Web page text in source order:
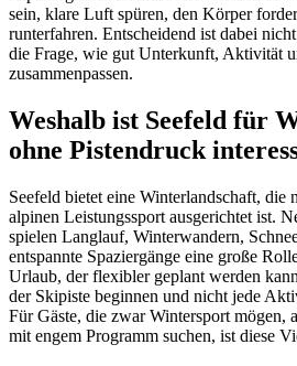
sein, klare Luft spüren, den Körper
runterfahren. Entscheidend ist dabei
die Frage, wie gut Unterkunft, Aktivität
zusammenpassen.
Weshalb ist Seefeld für
ohne Pistendruck
Seefeld bietet eine Winterlandschaft, die
alpinen Leistungssport ausgerichtet ist.
spielen Langlauf, Winterwandern,
entspannte Spaziergänge eine große
Urlaub, der flexibler geplant werden
der Skipiste beginnen und nicht jede
Für Gäste, die zwar Wintersport mögen,
mit engem Programm suchen, ist diese